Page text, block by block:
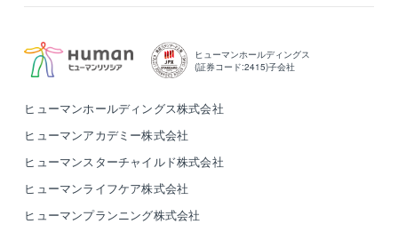
ヒューマンホールディングス
(証券コード:2415)子会社
ヒューマンホールディングス株式会社
ヒューマンアカデミー株式会社
ヒューマンスターチャイルド株式会社
ヒューマンライフケア株式会社
ヒューマンプランニング株式会社